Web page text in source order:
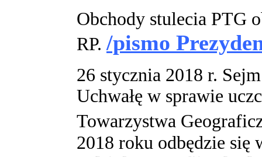
Obchody stulecia PTG
RP./pismo
26 stycznia 2018 r.
Uchwałę w sprawie
Towarzystwa
2018 roku odbędzie się